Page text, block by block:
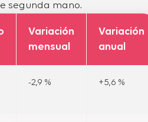
segunda mano.
Variación
mensual
Variación
anual
-2,9 % +5,6 %